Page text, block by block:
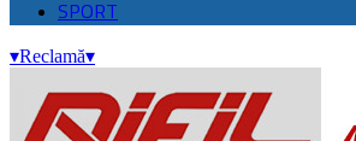
SPORT
▾Reclamă▾